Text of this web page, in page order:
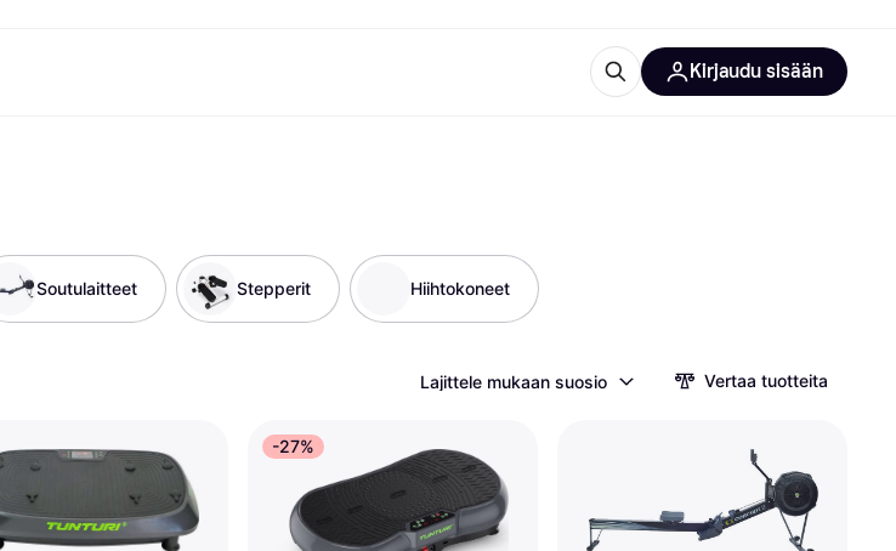
Säästötili
Talletustili
Moottorikuljetukset
Puutarha ja Patio
Keittiökoneet
Kodinkoneet
Kaikki kategoriat
Kirjaudu sisään
Soutulaitteet Stepperit Hiihtokoneet
Lajittele mukaan suosio Vertaa tuotteita
-27%